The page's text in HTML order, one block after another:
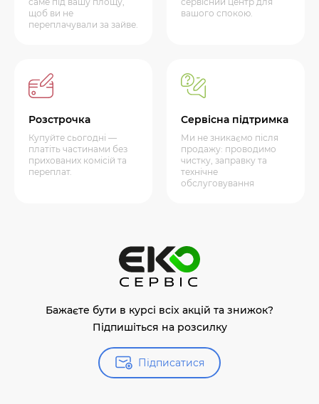
щоб ви не
переплачували за зайве.
вашого спокою.
Розстрочка
Купуйте сьогодні —
платіть частинами без
прихованих комісій та
переплат.
Сервісна підтримка
Ми не зникаємо після
продажу: проводимо
чистку, заправку та
технічне
обслуговування
Бажаєте бути в курсі всіх акцій та знижок?
Підпишіться на розсилку
Підписатися